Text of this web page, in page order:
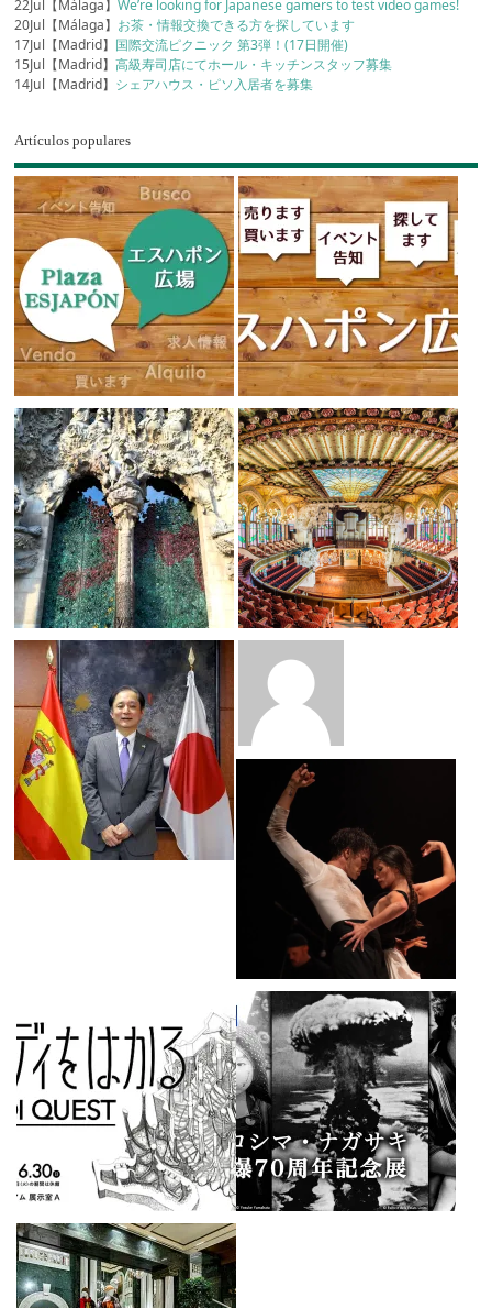
22Jul【Málaga】We’re looking for Japanese gamers to test video games!
20Jul【Málaga】 お茶・情報交換できる方を探しています
17Jul【Madrid】 国際交流ピクニック 第3弾！(17日開催)
15Jul【Madrid】高級寿司店にてホール・キッチンスタッフ募集
14Jul【Madrid】 シェアハウス・ピソ入居者を募集
Artículos populares